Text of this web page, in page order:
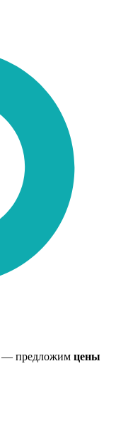
— предложим цены